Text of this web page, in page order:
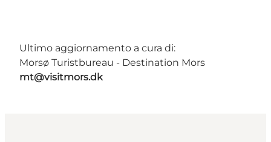
Ultimo aggiornamento a cura di:
Morsø Turistbureau - Destination Mors
mt@visitmors.dk